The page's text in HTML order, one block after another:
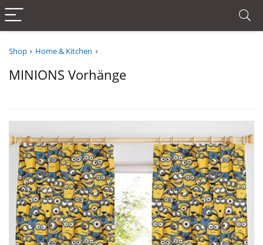
Shop Home & Kitchen
MINIONS Vorhänge